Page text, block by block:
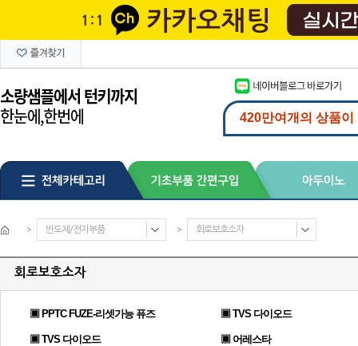
> 반도체/전자부품 > 회로보호소자
회로보호소자
▣ PPTC FUZE-리셋가능 퓨즈 ▣ TVS 다이오드
▣ TVS 다이오드 ▣ 어레스타